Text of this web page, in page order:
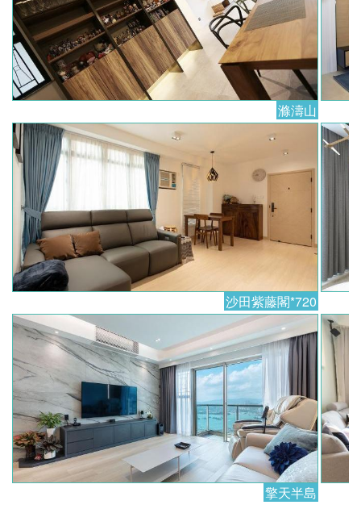
滌濤山
沙田紫藤閣*720
擎天半島